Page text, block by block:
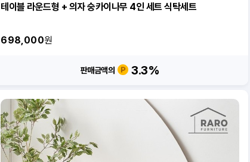
테이블 라운드형 + 의자 숭카이나무 4인 세트 식탁세트
698,000원
판매금액의 3.3%